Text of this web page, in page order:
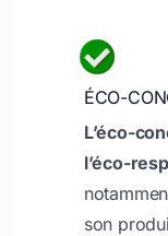
ÉCO-
L’éco-
l’éco-
son